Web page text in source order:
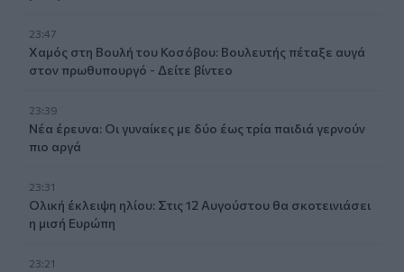
23:47
Χαμός στη Βουλή του Κοσόβου: Βουλευτής πέταξε αυγά
στον πρωθυπουργό - Δείτε βίντεο
23:39
Νέα έρευνα: Οι γυναίκες με δύο έως τρία παιδιά γερνούν
πιο αργά
23:31
Ολική έκλειψη ηλίου: Στις 12 Αυγούστου θα σκοτεινιάσει
η μισή Ευρώπη
23:21